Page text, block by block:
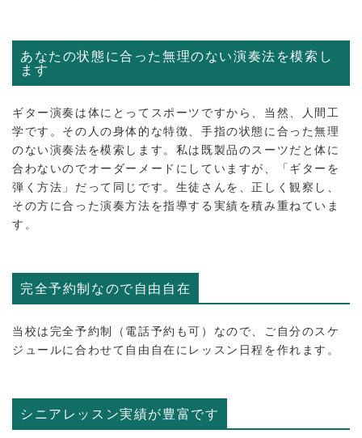
あなたの状態に合った無理のない演奏法を模索し
ます
ギター演奏は体にとってスポーツですから、当然、人間工
学です。その人の身体的な特徴、手指の状態に合った無理
のない演奏法を模索します。私は既製品のスーツだと体に
合わないのでオーダーメードにしていますが、「ギターを
弾く方法」だって同じです。生徒さんを、正しく観察し、
その方に合った演奏方法を指導する実績を積み重ねていま
す。
完全予約制なので自由自在
当校は完全予約制（電話予約も可）なので、ご自分のスケ
ジュールに合わせて自由自在にレッスン日程を作れます。
シニアレッスン実績が豊富です